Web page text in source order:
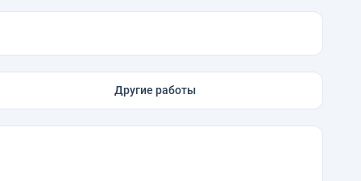
Другие работы